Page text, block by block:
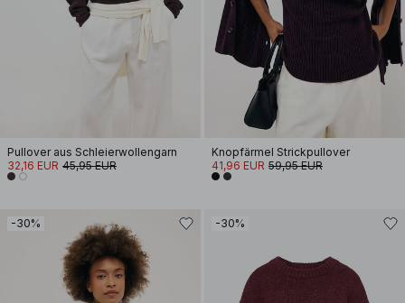
Pullover aus Schleierwollengarn
32,16 EUR 45,95 EUR
Knopfärmel Strickpullover
41,96 EUR 59,95 EUR
-30% -30%